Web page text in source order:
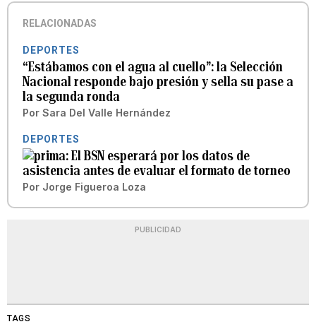
RELACIONADAS
DEPORTES
“Estábamos con el agua al cuello”: la Selección
Nacional responde bajo presión y sella su pase a
la segunda ronda
Por Sara Del Valle Hernández
DEPORTES
El BSN esperará por los datos de
asistencia antes de evaluar el formato de torneo
Por Jorge Figueroa Loza
PUBLICIDAD
TAGS